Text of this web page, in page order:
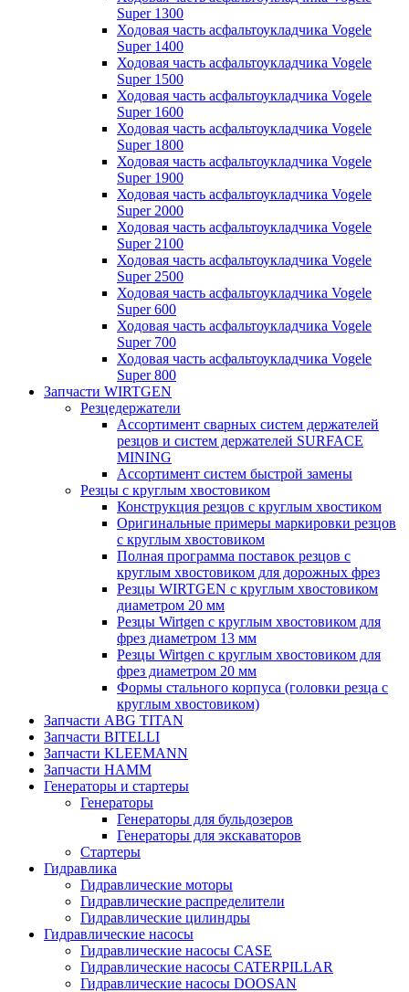
Super 1300
Ходовая часть асфальтоукладчика Vogele
Super 1400
Ходовая часть асфальтоукладчика Vogele
Super 1500
Ходовая часть асфальтоукладчика Vogele
Super 1600
Ходовая часть асфальтоукладчика Vogele
Super 1800
Ходовая часть асфальтоукладчика Vogele
Super 1900
Ходовая часть асфальтоукладчика Vogele
Super 2000
Ходовая часть асфальтоукладчика Vogele
Super 2100
Ходовая часть асфальтоукладчика Vogele
Super 2500
Ходовая часть асфальтоукладчика Vogele
Super 600
Ходовая часть асфальтоукладчика Vogele
Super 700
Ходовая часть асфальтоукладчика Vogele
Super 800
Запчасти WIRTGEN
Резцедержатели
Ассортимент сварных систем держателей
резцов и систем держателей SURFACE
MINING
Ассортимент систем быстрой замены
Резцы с круглым хвостовиком
Конструкция резцов с круглым хвостиком
Оригинальные примеры маркировки резцов
с круглым хвостовиком
Полная программа поставок резцов с
круглым хвостовиком для дорожных фрез
Резцы WIRTGEN с круглым хвостовиком
диаметром 20 мм
Резцы Wirtgen с круглым хвостовиком для
фрез диаметром 13 мм
Резцы Wirtgen с круглым хвостовиком для
фрез диаметром 20 мм
Формы стального корпуса (головки резца с
круглым хвостовиком)
Запчасти ABG TITAN
Запчасти BITELLI
Запчасти KLEEMANN
Запчасти HAMM
Генераторы и стартеры
Генераторы
Генераторы для бульдозеров
Генераторы для экскаваторов
Стартеры
Гидравлика
Гидравлические моторы
Гидравлические распределители
Гидравлические цилиндры
Гидравлические насосы
Гидравлические насосы CASE
Гидравлические насосы CATERPILLAR
Гидравлические насосы DOOSAN